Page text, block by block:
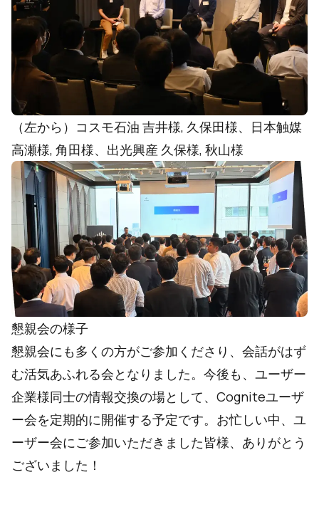
（左から）コスモ石油 吉井様, 久保田様、日本触媒
高瀬様, 角田様、出光興産 久保様, 秋山様
懇親会の様子
懇親会にも多くの方がご参加くださり、会話がはず
む活気あふれる会となりました。今後も、ユーザー
企業様同士の情報交換の場として、Cogniteユーザ
ー会を定期的に開催する予定です。お忙しい中、ユ
ーザー会にご参加いただきました皆様、ありがとう
ございました！